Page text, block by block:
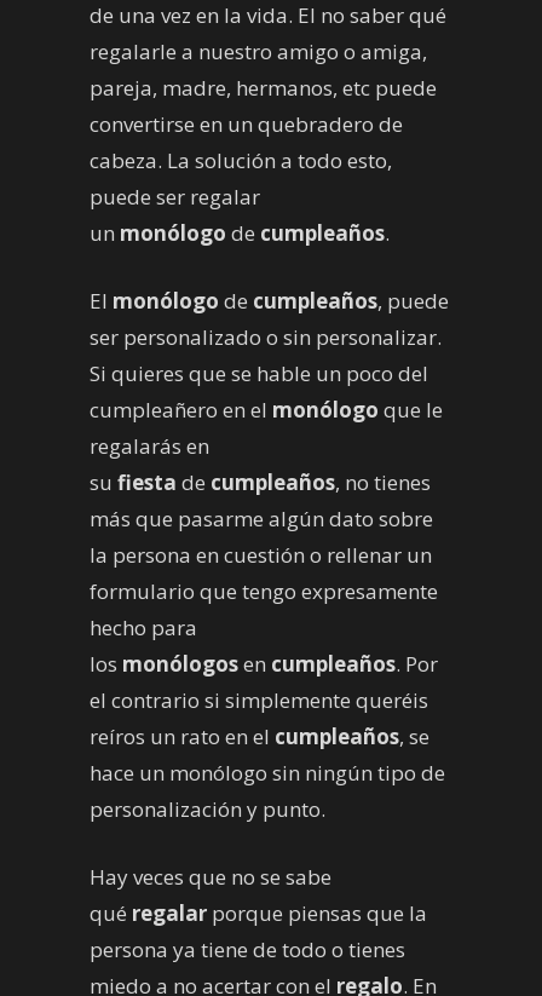
de una vez en la vida. El no saber qué
regalarle a nuestro amigo o amiga,
pareja, madre, hermanos, etc puede
convertirse en un quebradero de
cabeza. La solución a todo esto,
puede ser regalar
un monólogo de cumpleaños.
El monólogo de cumpleaños, puede
ser personalizado o sin personalizar.
Si quieres que se hable un poco del
cumpleañero en el monólogo que le
regalarás en
su fiesta de cumpleaños, no tienes
más que pasarme algún dato sobre
la persona en cuestión o rellenar un
formulario que tengo expresamente
hecho para
los monólogosen cumpleaños. Por
el contrario si simplemente queréis
reíros un rato en el cumpleaños, se
hace un monólogo sin ningún tipo de
personalización y punto.
Hay veces que no se sabe
qué regalar porque piensas que la
persona ya tiene de todo o tienes
miedo a no acertar con el regalo. En